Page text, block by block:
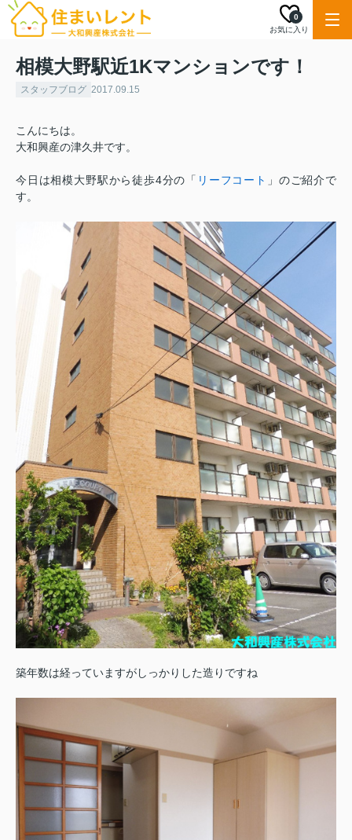
お気に入り
0
相模大野駅近1Kマンションです！
スタッフブログ 2017.09.15
こんにちは。
大和興産の津久井です。
今日は相模大野駅から徒歩4分の「 リーフコート 」のご紹介で
す。
築年数は経っていますがしっかりした造りですね